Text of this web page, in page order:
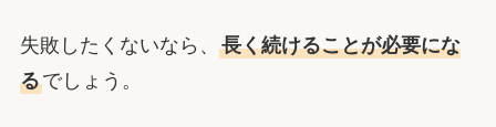
失敗したくないなら、 長く続けることが必要にな
るでしょう。